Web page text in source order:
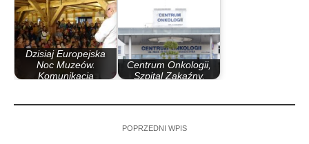
Dzisiaj Europejska
Noc Muzeów.
Komunikacja
Centrum Onkologii,
Szpital Zakaźny,
POPRZEDNI WPIS